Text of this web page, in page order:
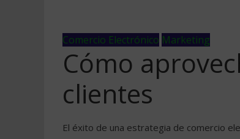
Comercio Electrónico Marketing
Cómo
clientes
El éxito de una estrategia de comercio